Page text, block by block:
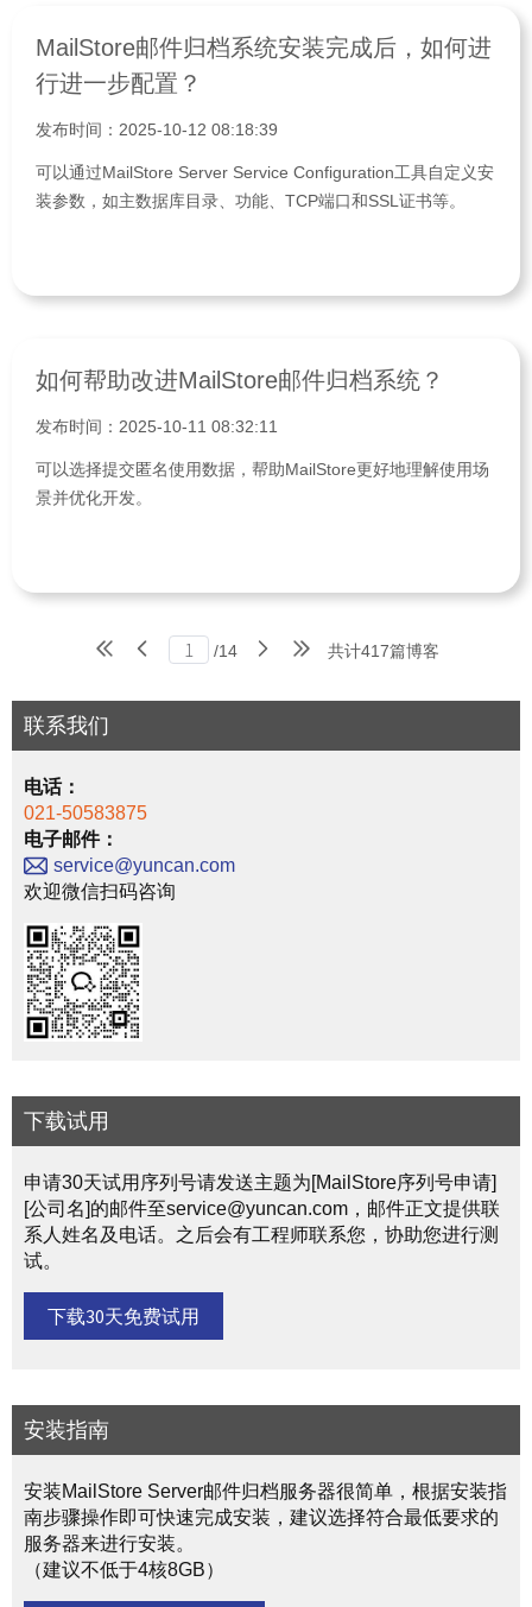
MailStore邮件归档系统安装完成后，如何进
行进一步配置？
发布时间：2025-10-12 08:18:39
可以通过MailStore Server Service Configuration工具自定义安
装参数，如主数据库目录、功能、TCP端口和SSL证书等。
如何帮助改进MailStore邮件归档系统？
发布时间：2025-10-11 08:32:11
可以选择提交匿名使用数据，帮助MailStore更好地理解使用场
景并优化开发。
/14 共计417篇博客
联系我们
电话：
021-50583875
电子邮件：
service@yuncan.com
欢迎微信扫码咨询
下载试用
申请30天试用序列号请发送主题为[MailStore序列号申请]
[公司名]的邮件至service@yuncan.com，邮件正文提供联
系人姓名及电话。之后会有工程师联系您，协助您进行测
试。
下载30天免费试用
安装指南
安装MailStore Server邮件归档服务器很简单，根据安装指
南步骤操作即可快速完成安装，建议选择符合最低要求的
服务器来进行安装。
（建议不低于4核8GB）